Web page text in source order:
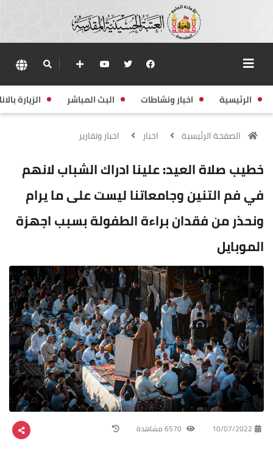
الرئيسية اخبار ونشاطات البث المباشر الزيارة
الصفحة الرئيسية اخبار اخبار وتقارير
خطيب صلاة العيد: علينا ادراك الشباب لانهم
في فم التنين وجامعاتنا ليست على ما يرام
ونحذر من فقدان براءة الطفولة بسبب اجهزة
الموبايل
10/07/2022